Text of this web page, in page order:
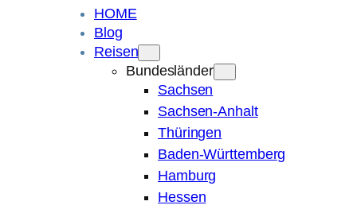
HOME
Blog
Reisen
Bundesländer
Sachsen
Sachsen-Anhalt
Thüringen
Baden-Württemberg
Hamburg
Hessen